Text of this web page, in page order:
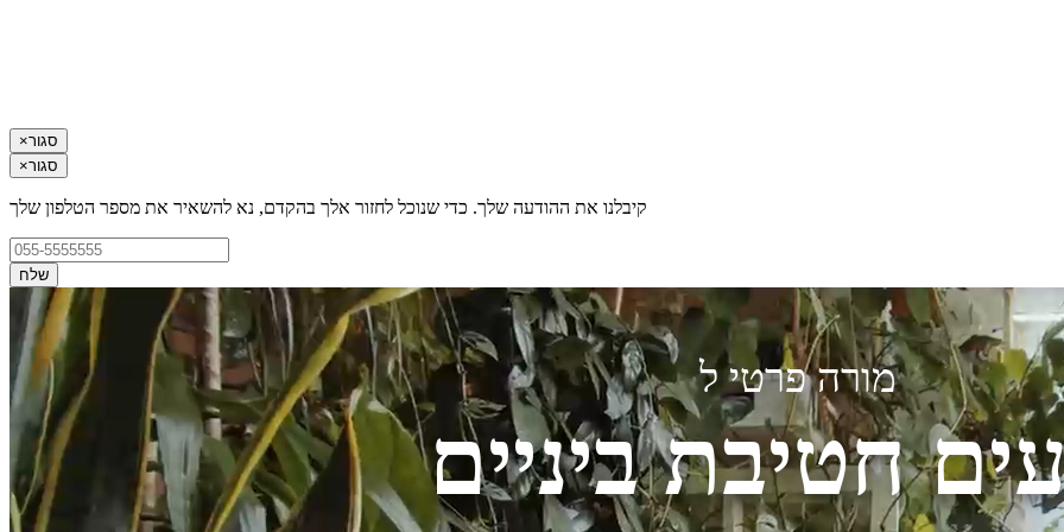
×סגור
×סגור
קיבלנו את ההודעה שלך. כדי שנוכל לחזור אלך בהקדם, נא להשאיר את מספר הטלפון שלך
שלח
מורה פרטי ל
חטיבת ביניים